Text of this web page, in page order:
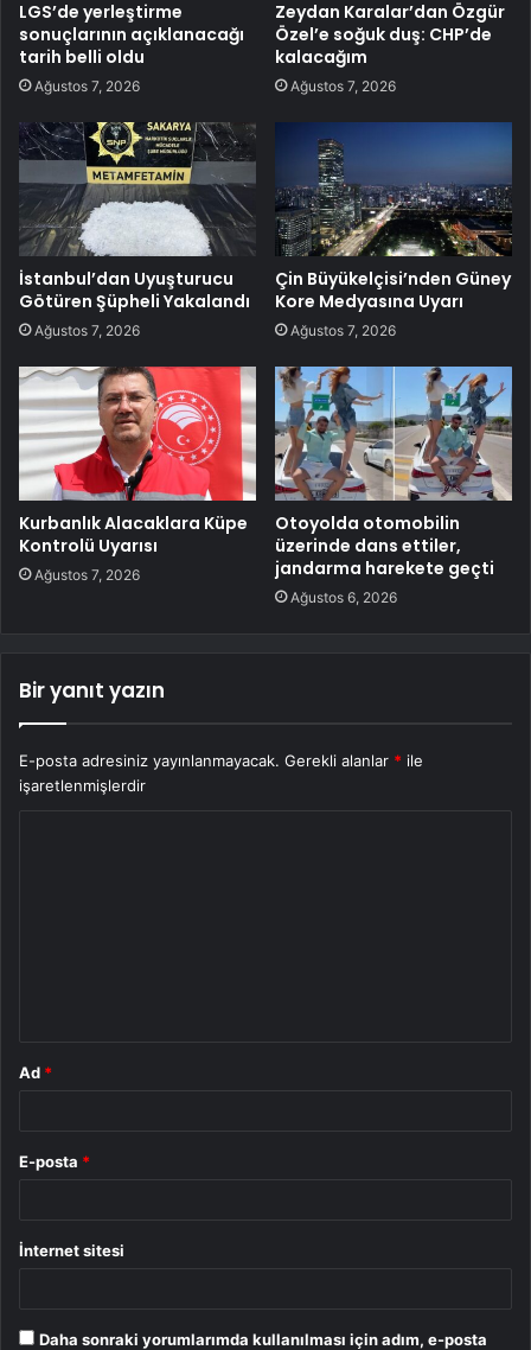
LGS’de yerleştirme
sonuçlarının açıklanacağı
tarih belli oldu
Ağustos 7, 2026
Zeydan Karalar’dan Özgür
Özel’e soğuk duş: CHP’de
kalacağım
Ağustos 7, 2026
İstanbul’dan Uyuşturucu
Götüren Şüpheli Yakalandı
Ağustos 7, 2026
Çin Büyükelçisi’nden Güney
Kore Medyasına Uyarı
Ağustos 7, 2026
Kurbanlık Alacaklara Küpe
Kontrolü Uyarısı
Ağustos 7, 2026
Otoyolda otomobilin
üzerinde dans ettiler,
jandarma harekete geçti
Ağustos 6, 2026
Bir yanıt yazın
E-posta adresiniz yayınlanmayacak. Gerekli alanlar * ile
işaretlenmişlerdir
Ad *
E-posta *
İnternet sitesi
Daha sonraki yorumlarımda kullanılması için adım, e-posta